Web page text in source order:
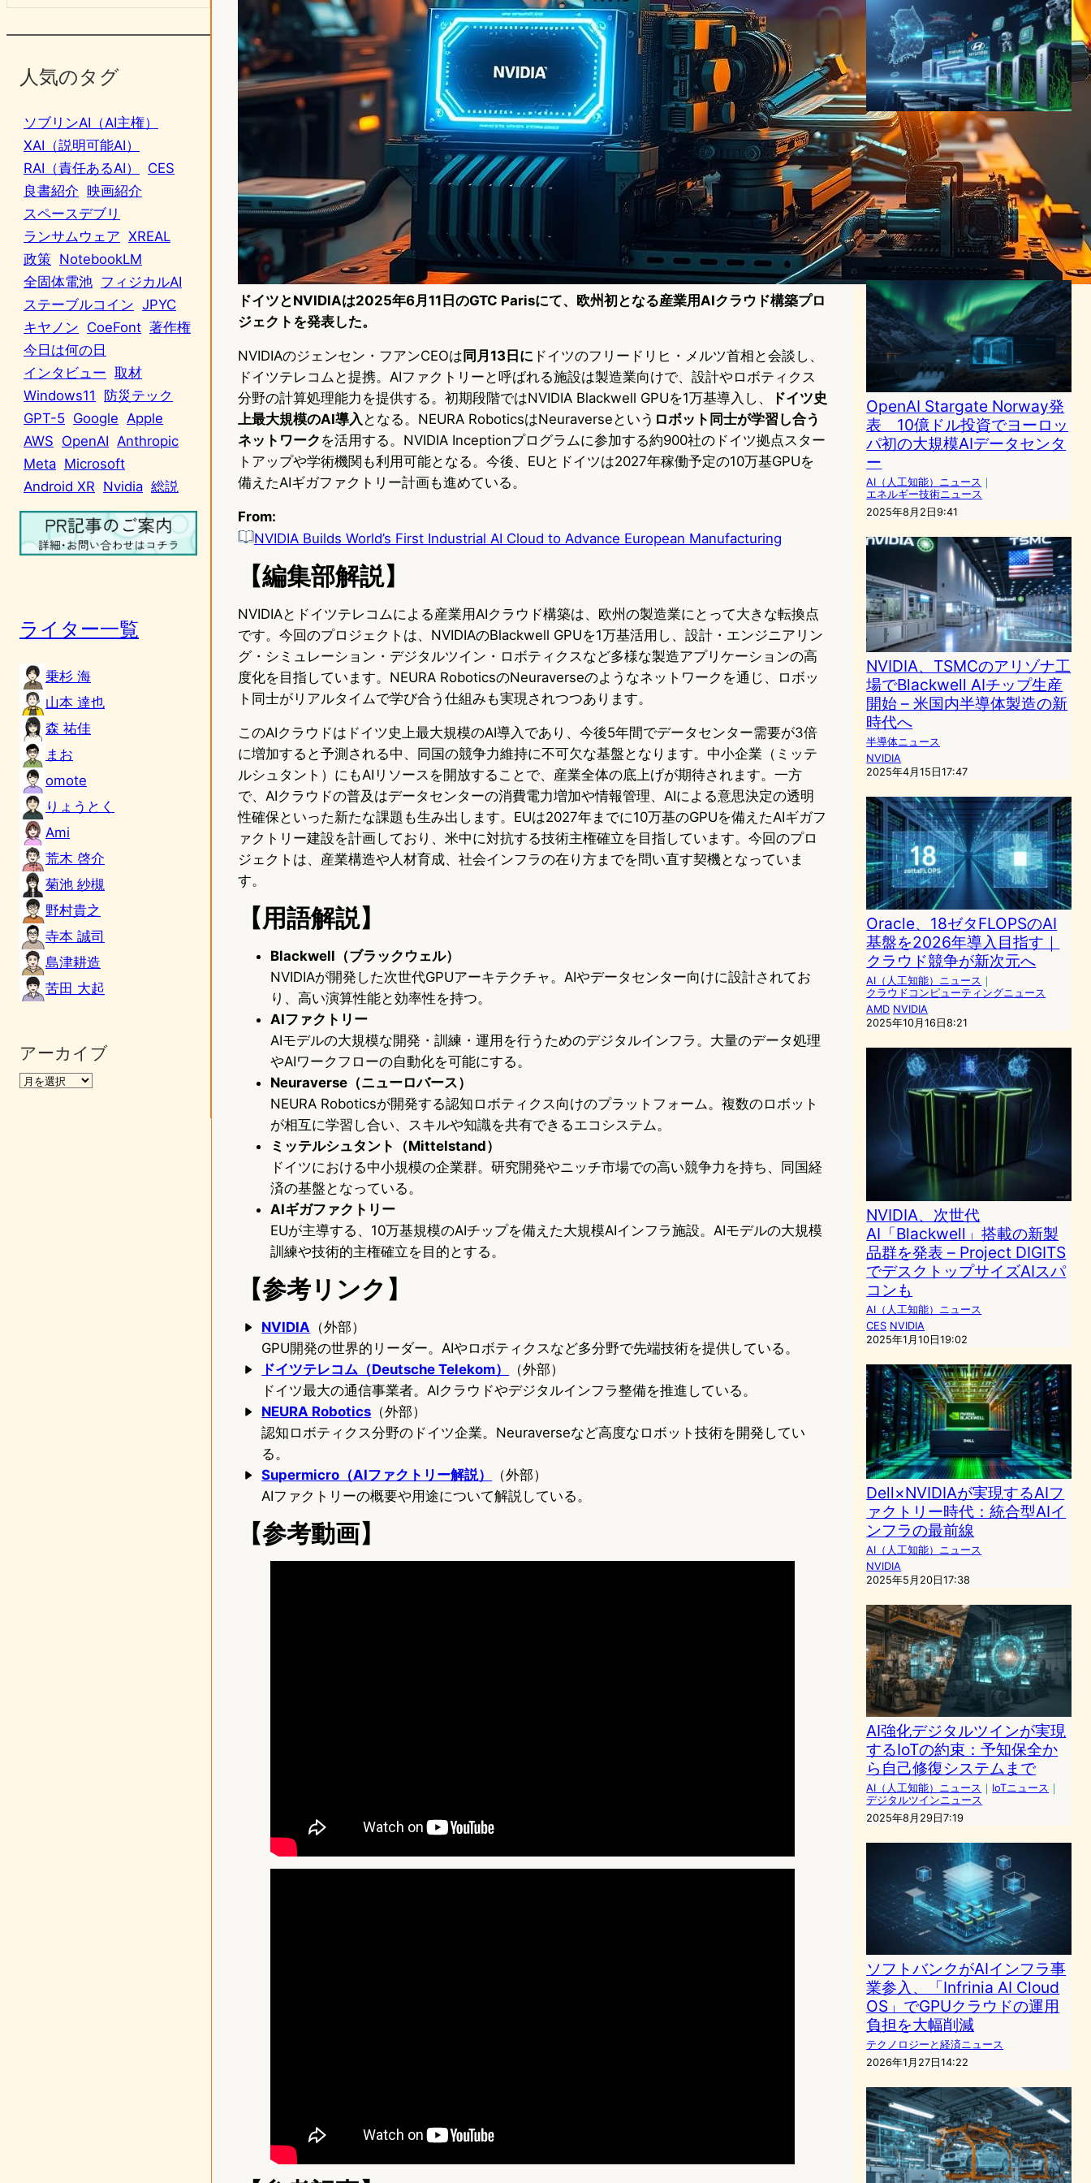
人気のタグ
ソブリンAI（AI主権）
XAI（説明可能AI）
RAI（責任あるAI）
CES
良書紹介 映画紹介
スペースデブリ
ランサムウェア XREAL
政策 NotebookLM
全固体電池 フィジカルAI
ステーブルコイン JPYC
キヤノン CoeFont 著作権
今日は何の日
インタビュー 取材
Windows11
防災テック
GPT-5 Google Apple
AWS OpenAI Anthropic
Meta Microsoft
Android XR Nvidia 総説
ライター一覧
乗杉 海
山本 達也
森 祐佳
まお
omote
りょうとく
Ami
荒木 啓介
菊池 紗槻
野村貴之
寺本 誠司
島津耕造
苦田 大起
アーカイブ
ドイツとNVIDIAは2025年6月11日のGTC Parisにて、欧州初となる産業用AIクラウド構築プロ
ジェクトを発表した。
NVIDIAのジェンセン・フアンCEOは同月13日に ドイツのフリードリヒ・メルツ首相と会談し、
ドイツテレコムと提携。AIファクトリーと呼ばれる施設は製造業向けで、設計やロボティクス
分野の計算処理能力を提供する。初期段階ではNVIDIA Blackwell GPUを1万基導入し、
ドイツ史
上最大規模のAI導入 となる。NEURA RoboticsはNeuraverseという ロボット同士が学習し合う
ネットワーク を活用する。NVIDIA Inceptionプログラムに参加する約900社のドイツ拠点スター
トアップや学術機関も利用可能となる。今後、EUとドイツは2027年稼働予定の10万基GPUを
備えたAIギガファクトリー計画も進めている。
From:
NVIDIA Builds World’s First Industrial AI Cloud to Advance European Manufacturing
【編集部解説】
NVIDIAとドイツテレコムによる産業用AIクラウド構築は、欧州の製造業にとって大きな転換点
です。今回のプロジェクトは、NVIDIAのBlackwell GPUを1万基活用し、設計・エンジニアリン
グ・シミュレーション・デジタルツイン・ロボティクスなど多様な製造アプリケーションの高
度化を目指しています。NEURA RoboticsのNeuraverseのようなネットワークを通じ、ロボッ
ト同士がリアルタイムで学び合う仕組みも実現されつつあります。
このAIクラウドはドイツ史上最大規模のAI導入であり、今後5年間でデータセンター需要が3倍
に増加すると予測される中、同国の競争力維持に不可欠な基盤となります。中小企業（ミッテ
ルシュタント）にもAIリソースを開放することで、産業全体の底上げが期待されます。一方
で、AIクラウドの普及はデータセンターの消費電力増加や情報管理、AIによる意思決定の透明
性確保といった新たな課題も生み出します。EUは2027年までに10万基のGPUを備えたAIギガフ
ァクトリー建設を計画しており、米中に対抗する技術主権確立を目指しています。今回のプロ
ジェクトは、産業構造や人材育成、社会インフラの在り方までを問い直す契機となっていま
す。
【用語解説】
Blackwell（ブラックウェル）
NVIDIAが開発した次世代GPUアーキテクチャ。AIやデータセンター向けに設計されてお
り、高い演算性能と効率性を持つ。
AIファクトリー
AIモデルの大規模な開発・訓練・運用を行うためのデジタルインフラ。大量のデータ処理
やAIワークフローの自動化を可能にする。
Neuraverse（ニューロバース）
NEURA Roboticsが開発する認知ロボティクス向けのプラットフォーム。複数のロボット
が相互に学習し合い、スキルや知識を共有できるエコシステム。
ミッテルシュタント（Mittelstand）
ドイツにおける中小規模の企業群。研究開発やニッチ市場での高い競争力を持ち、同国経
済の基盤となっている。
AIギガファクトリー
EUが主導する、10万基規模のAIチップを備えた大規模AIインフラ施設。AIモデルの大規模
訓練や技術的主権確立を目的とする。
【参考リンク】
NVIDIA （外部）
GPU開発の世界的リーダー。AIやロボティクスなど多分野で先端技術を提供している。
ドイツテレコム（Deutsche Telekom）
（外部）
ドイツ最大の通信事業者。AIクラウドやデジタルインフラ整備を推進している。
NEURA Robotics （外部）
認知ロボティクス分野のドイツ企業。Neuraverseなど高度なロボット技術を開発してい
る。
Supermicro（AIファクトリー解説）
（外部）
AIファクトリーの概要や用途について解説している。
【参考動画】
NVIDIA×韓国、史上最大規模
のAI投資｜Samsung・SK・
Hyundaiが描く「インテリジ
ェンス輸出国」の未来
AI（人工知能）ニュース｜
テクノロジーと経済ニュース｜
半導体ニュース
SAMSUNG NVIDIA
2025年11月5日13:00
OpenAI Stargate Norway発
表 10億ドル投資でヨーロッ
パ初の大規模AIデータセンタ
ー
AI（人工知能）ニュース ｜
エネルギー技術ニュース
2025年8月2日9:41
NVIDIA、TSMCのアリゾナ工
場でBlackwell AIチップ生産
開始 – 米国内半導体製造の新
時代へ
半導体ニュース
NVIDIA
2025年4月15日17:47
Oracle、18ゼタFLOPSのAI
基盤を2026年導入目指す｜
クラウド競争が新次元へ
AI（人工知能）ニュース ｜
クラウドコンピューティングニュース
AMD NVIDIA
2025年10月16日8:21
NVIDIA、次世代
AI「Blackwell」搭載の新製
品群を発表 – Project DIGITS
でデスクトップサイズAIスパ
コンも
AI（人工知能）ニュース
CES NVIDIA
2025年1月10日19:02
Dell×NVIDIAが実現するAIフ
ァクトリー時代：統合型AIイ
ンフラの最前線
AI（人工知能）ニュース
NVIDIA
2025年5月20日17:38
AI強化デジタルツインが実現
するIoTの約束：予知保全か
ら自己修復システムまで
AI（人工知能）ニュース ｜ IoTニュース ｜
デジタルツインニュース
2025年8月29日7:19
ソフトバンクがAIインフラ事
業参入、「Infrinia AI Cloud
OS」でGPUクラウドの運用
負担を大幅削減
テクノロジーと経済ニュース
2026年1月27日14:22